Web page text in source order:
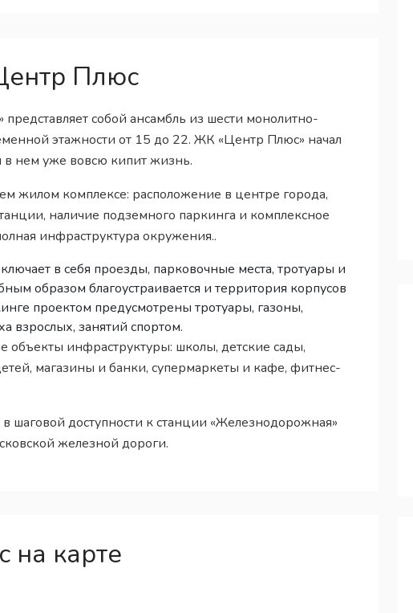
Плюс
собой ансамбль из шести монолитно-
этажности от 15 до 22. ЖК «Центр Плюс» начал
в нем уже вовсю кипит жизнь.
жилом комплексе: расположение в центре города,
наличие подземного паркинга и комплексное
инфраструктура окружения..
в себя проезды, парковочные места, тротуары и
образом благоустраивается и территория корпусов
проектом предусмотрены тротуары, газоны,
взрослых, занятий спортом.
инфраструктуры: школы, детские сады,
магазины и банки, супермаркеты и кафе, фитнес-
доступности к станции «Железнодорожная»
железной дороги.
карте